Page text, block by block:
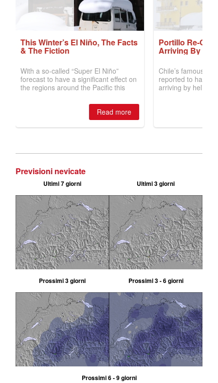
Previsioni nevicate
Ultimi 7 giorni Ultimi 3 giorni
Prossimi 3 giorni Prossimi 3 - 6 giorni
Prossimi 6 - 9 giorni